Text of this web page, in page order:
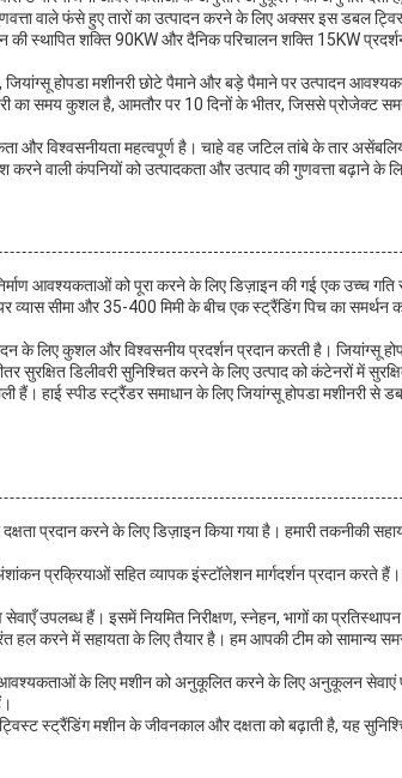
गुणवत्ता वाले फंसे हुए तारों का उत्पादन करने के लिए अक्सर इस डबल
स्थापित शक्ति 90KW और दैनिक परिचालन शक्ति 15KW
जियांग्सू होपडा मशीनरी छोटे पैमाने और बड़े पैमाने पर उत्पादन
का समय कुशल है, आमतौर पर 10 दिनों के भीतर, जिससे प्रोजेक्ट
और विश्वसनीयता महत्वपूर्ण है। चाहे वह जटिल तांबे के तार
करने वाली कंपनियों को उत्पादकता और उत्पाद की गुणवत्ता बढ़ाने
आवश्यकताओं को पूरा करने के लिए डिज़ाइन की गई एक उच्च
व्यास सीमा और 35-400 मिमी के बीच एक स्ट्रैंडिंग पिच का
के लिए कुशल और विश्वसनीय प्रदर्शन प्रदान करती है। जियांग्सू
सुरक्षित डिलीवरी सुनिश्चित करने के लिए उत्पाद को कंटेनरों में
हैं। हाई स्पीड स्ट्रैंडर समाधान के लिए जियांग्सू होपडा
प्रदान करने के लिए डिज़ाइन किया गया है। हमारी तकनीकी
सहित व्यापक इंस्टॉलेशन मार्गदर्शन प्रदान करते हैं।
उपलब्ध हैं। इसमें नियमित निरीक्षण, स्नेहन, भागों का
करने में सहायता के लिए तैयार है। हम आपकी टीम को सामान्य
आवश्यकताओं के लिए मशीन को अनुकूलित करने के लिए अनुकूलन
स्ट्रैंडिंग मशीन के जीवनकाल और दक्षता को बढ़ाती है, यह